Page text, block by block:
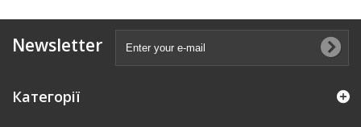
Newsletter
Категорії